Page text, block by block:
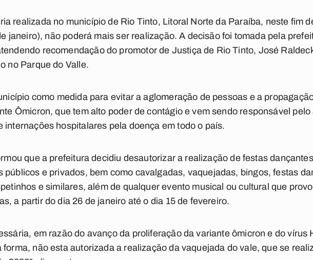
realizada no município de Rio Tinto, Litoral Norte da Paraíba, neste fim
janeiro), não poderá mais ser realização. A decisão foi tomada pela
recomendação do promotor de Justiça de Rio Tinto, José
no Parque do Valle.
como medida para evitar a aglomeração de pessoas e a
Ômicron, que tem alto poder de contágio e vem sendo responsável pelo
internações hospitalares pela doença em todo o país.
que a prefeitura decidiu desautorizar a realização de festas
públicos e privados, bem como cavalgadas, vaquejadas, bingos, festas
e similares, além de qualquer evento musical ou cultural que
a partir do dia 26 de janeiro até o dia 15 de fevereiro.
em razão do avanço da proliferação da variante ômicron e do vírus
não esta autorizada a realização da vaquejada do vale, que se